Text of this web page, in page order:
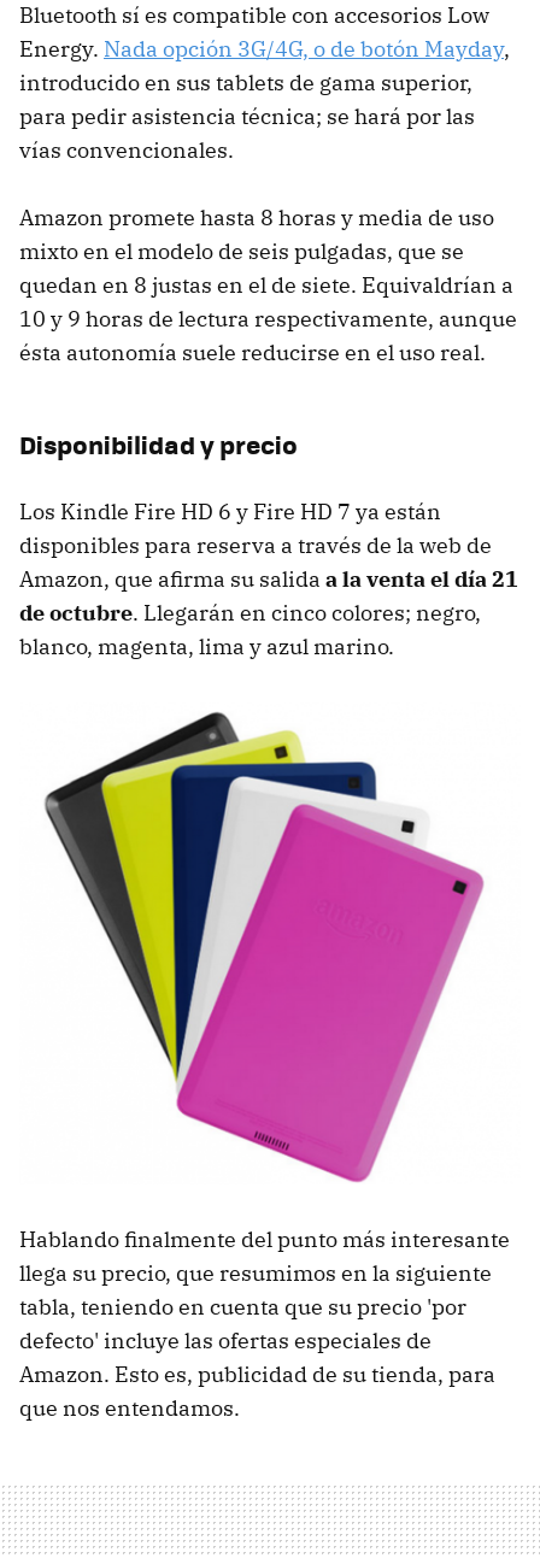
Bluetooth sí es compatible con accesorios Low
Energy. Nada opción 3G/4G, o de botón Mayday,
introducido en sus tablets de gama superior,
para pedir asistencia técnica; se hará por las
vías convencionales.
Amazon promete hasta 8 horas y media de uso
mixto en el modelo de seis pulgadas, que se
quedan en 8 justas en el de siete. Equivaldrían a
10 y 9 horas de lectura respectivamente, aunque
ésta autonomía suele reducirse en el uso real.
Disponibilidad y precio
Los Kindle Fire HD 6 y Fire HD 7 ya están
disponibles para reserva a través de la web de
Amazon, que afirma su salida a la venta el día 21
de octubre. Llegarán en cinco colores; negro,
blanco, magenta, lima y azul marino.
Hablando finalmente del punto más interesante
llega su precio, que resumimos en la siguiente
tabla, teniendo en cuenta que su precio 'por
defecto' incluye las ofertas especiales de
Amazon. Esto es, publicidad de su tienda, para
que nos entendamos.